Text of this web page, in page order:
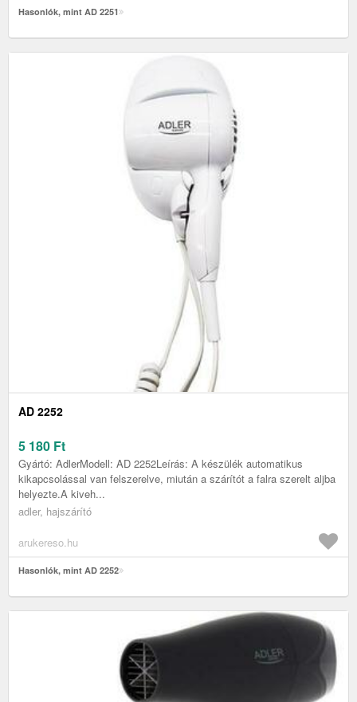
Hasonlók, mint AD 2251
AD 2252
5 180 Ft
Gyártó: AdlerModell: AD 2252Leírás: A készülék automatikus
kikapcsolással van felszerelve, miután a szárítót a falra szerelt aljba
helyezte.A kiveh...
adler, hajszárító
arukereso.hu
Hasonlók, mint AD 2252